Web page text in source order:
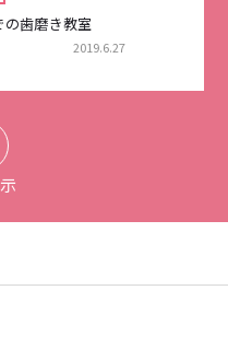
の歯磨き教室
2019.6.27